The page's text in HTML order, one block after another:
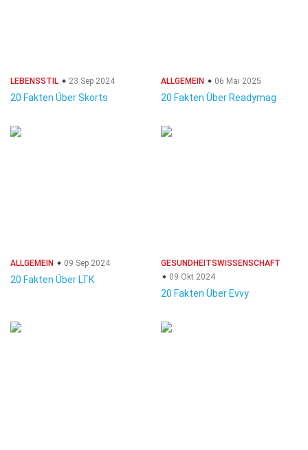
LEBENSSTIL 23 Sep 2024
20 Fakten Über Skorts
ALLGEMEIN 06 Mai 2025
20 Fakten Über Readymag
ALLGEMEIN 09 Sep 2024
20 Fakten Über LTK
GESUNDHEITSWISSENSCHAFT
09 Okt 2024
20 Fakten Über Evvy